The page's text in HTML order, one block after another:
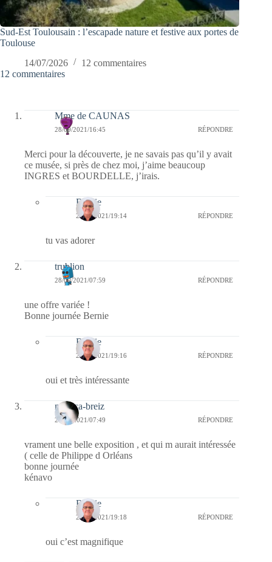
Sud-Est Toulousain : l’escapade nature et festive aux portes de
Toulouse
14/07/2026
12 commentaires
12 commentaires
Mme de CAUNAS
28/09/2021/16:45 RÉPONDRE
Merci pour la découverte, je ne savais pas qu’il y avait
ce musée, si près de chez moi, j’aime beaucoup
INGRES et BOURDELLE, j’irais.
Bernie
28/09/2021/19:14 RÉPONDRE
tu vas adorer
trublion
28/09/2021/07:59 RÉPONDRE
une offre variée !
Bonne journée Bernie
Bernie
28/09/2021/19:16 RÉPONDRE
oui et très intéressante
monica-breiz
28/09/2021/07:49 RÉPONDRE
vrament une belle exposition , et qui m aurait intéressée
( celle de Philippe d Orléans
bonne journée
kénavo
Bernie
28/09/2021/19:18 RÉPONDRE
oui c’est magnifique